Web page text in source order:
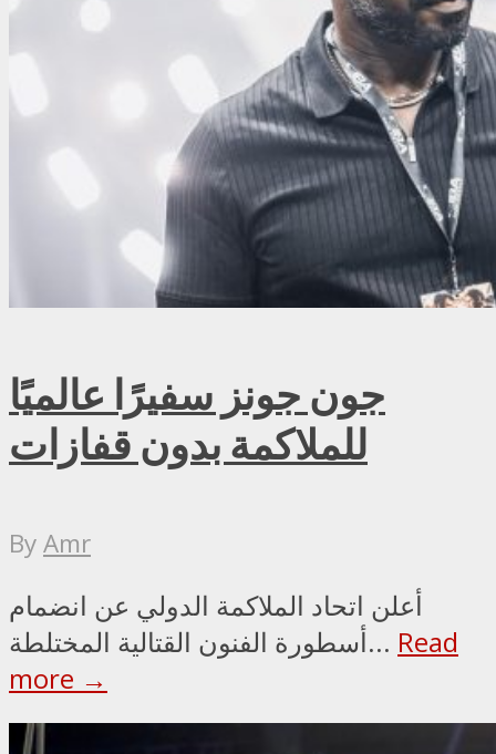
جون جونز سفيرًا عالميًا
للملاكمة بدون قفازات
ByAmr
أعلن اتحاد الملاكمة الدولي عن انضمام
أسطورة الفنون القتالية المختلطة... Read
more →